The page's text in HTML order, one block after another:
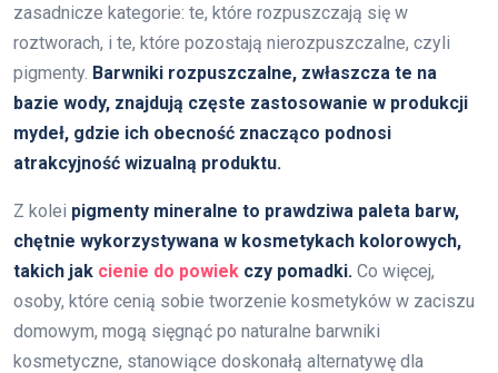
zasadnicze kategorie: te, które rozpuszczają się w
roztworach, i te, które pozostają nierozpuszczalne, czyli
pigmenty. Barwniki rozpuszczalne, zwłaszcza te na
bazie wody, znajdują częste zastosowanie w produkcji
mydeł, gdzie ich obecność znacząco podnosi
atrakcyjność wizualną produktu.
Z kolei pigmenty mineralne to prawdziwa paleta barw,
chętnie wykorzystywana w kosmetykach kolorowych,
takich jak cienie do powiek czy pomadki. Co więcej,
osoby, które cenią sobie tworzenie kosmetyków w zaciszu
domowym, mogą sięgnąć po naturalne barwniki
kosmetyczne, stanowiące doskonałą alternatywę dla